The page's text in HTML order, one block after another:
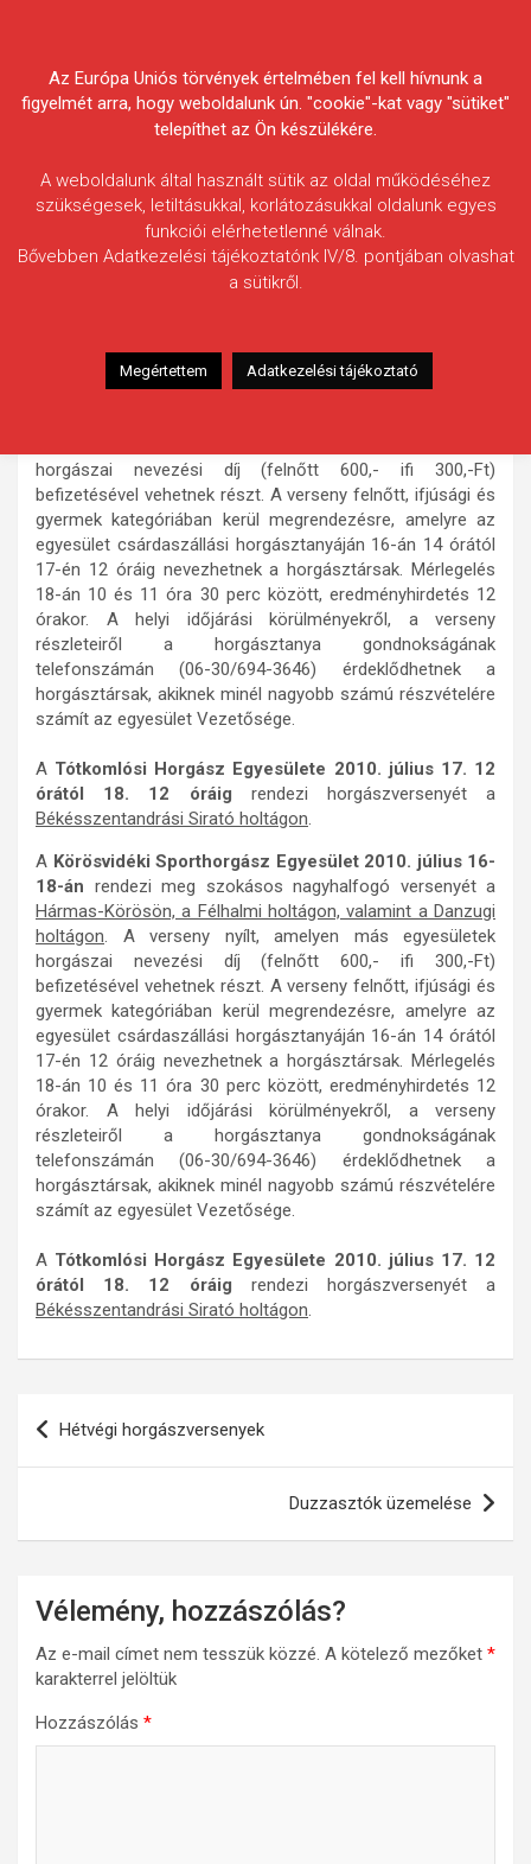
Egyesületek Szövetsége
HÍREK
Hétvégi horgászversenyek
Körösvidéki Sporthorgász Egyesület 2010. július 16-
rendezi meg szokásos nagyhalfogó versenyét a
horgászai nevezési díj (felnőtt 600,- ifi 300,-Ft)
befizetésével vehetnek részt. A verseny felnőtt, ifjúsági és
gyermek kategóriában kerül megrendezésre, amelyre az
egyesület csárdaszállási horgásztanyáján 16-án 14 órától
17-én 12 óráig nevezhetnek a horgásztársak. Mérlegelés
18-án 10 és 11 óra 30 perc között, eredményhirdetés 12
órakor. A helyi időjárási körülményekről, a verseny
részleteiről a horgásztanya gondnokságának
telefonszámán (06-30/694-3646) érdeklődhetnek a
horgásztársak, akiknek minél nagyobb számú részvételére
számít az egyesület Vezetősége.
A Tótkomlósi Horgász Egyesülete 2010. július 17. 12
órától 18. 12 óráig rendezi horgászversenyét a
Békésszentandrási Sirató holtágon.
A Körösvidéki Sporthorgász Egyesület 2010. július 16-
18-án rendezi meg szokásos nagyhalfogó versenyét a
Hármas-Körösön, a Félhalmi holtágon, valamint a Danzugi
holtágon. A verseny nyílt, amelyen más egyesületek
horgászai nevezési díj (felnőtt 600,- ifi 300,-Ft)
befizetésével vehetnek részt. A verseny felnőtt, ifjúsági és
gyermek kategóriában kerül megrendezésre, amelyre az
egyesület csárdaszállási horgásztanyáján 16-án 14 órától
17-én 12 óráig nevezhetnek a horgásztársak. Mérlegelés
18-án 10 és 11 óra 30 perc között, eredményhirdetés 12
órakor. A helyi időjárási körülményekről, a verseny
részleteiről a horgásztanya gondnokságának
telefonszámán (06-30/694-3646) érdeklődhetnek a
horgásztársak, akiknek minél nagyobb számú részvételére
számít az egyesület Vezetősége.
A Tótkomlósi Horgász Egyesülete 2010. július 17. 12
órától 18. 12 óráig rendezi horgászversenyét a
Békésszentandrási Sirató holtágon.
Bejegyzés
navigáció
Hétvégi horgászversenyek
Duzzasztók üzemelése
Vélemény, hozzászólás?
Az e-mail címet nem tesszük közzé. A kötelező mezőket *
karakterrel jelöltük
Hozzászólás *
Az Európa Uniós törvények értelmében fel kell hívnunk a
figyelmét arra, hogy weboldalunk ún. "cookie"-kat vagy "sütiket"
telepíthet az Ön készülékére.
A weboldalunk által használt sütik az oldal működéséhez
szükségesek, letiltásukkal, korlátozásukkal oldalunk egyes
funkciói elérhetetlenné válnak.
Bővebben Adatkezelési tájékoztatónk IV/8. pontjában olvashat
a sütikről.
Megértettem Adatkezelési tájékoztató